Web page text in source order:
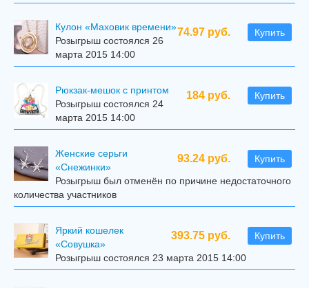
74.97 руб. Купить
Кулон «Маховик времени»
Розыгрыш состоялся 26
марта 2015 14:00
184 руб. Купить
Рюкзак-мешок с принтом
Розыгрыш состоялся 24
марта 2015 14:00
93.24 руб. Купить
Женские серьги
«Снежинки»
Розыгрыш был отменён по причине недостаточного
количества участников
393.75 руб. Купить
Яркий кошелек
«Совушка»
Розыгрыш состоялся 23 марта 2015 14:00